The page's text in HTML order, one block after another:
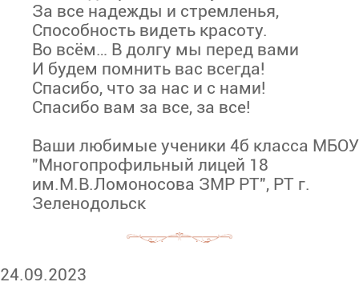
За все надежды и стремленья,
Способность видеть красоту.
Во всём… В долгу мы перед вами
И будем помнить вас всегда!
Спасибо, что за нас и с нами!
Спасибо вам за все, за все!
Ваши любимые ученики 4б класса МБОУ
"Многопрофильный лицей 18
им.М.В.Ломоносова ЗМР РТ", РТ г.
Зеленодольск
24.09.2023